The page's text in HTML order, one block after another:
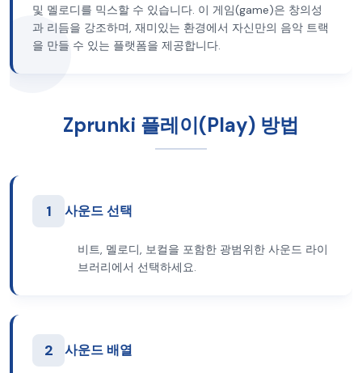
및 멜로디를 믹스할 수 있습니다. 이 게임(game)은 창의성
과 리듬을 강조하며, 재미있는 환경에서 자신만의 음악 트랙
을 만들 수 있는 플랫폼을 제공합니다.
Zprunki 플레이(Play) 방법
1 사운드 선택
비트, 멜로디, 보컬을 포함한 광범위한 사운드 라이
브러리에서 선택하세요.
2 사운드 배열